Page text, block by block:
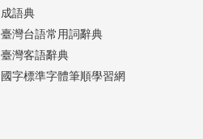
成語典
臺灣台語常用詞辭典
臺灣客語辭典
國字標準字體筆順學習網